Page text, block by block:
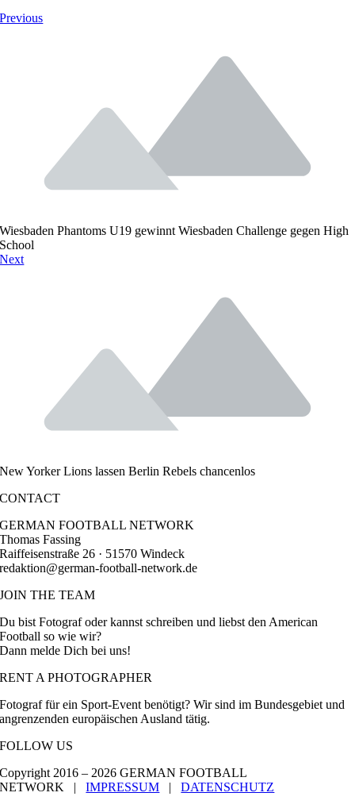
Previous
Wiesbaden Phantoms U19 gewinnt Wiesbaden Challenge gegen High
School
Next
New Yorker Lions lassen Berlin Rebels chancenlos
CONTACT
GERMAN FOOTBALL NETWORK
Thomas Fassing
Raiffeisenstraße 26 · 51570 Windeck
redaktion@german-football-network.de
JOIN THE TEAM
Du bist Fotograf oder kannst schreiben und liebst den American
Football so wie wir?
Dann melde Dich bei uns!
RENT A PHOTOGRAPHER
Fotograf für ein Sport-Event benötigt? Wir sind im Bundesgebiet und
angrenzenden europäischen Ausland tätig.
FOLLOW US
Copyright 2016 – 2026 GERMAN FOOTBALL
NETWORK |IMPRESSUM |DATENSCHUTZ